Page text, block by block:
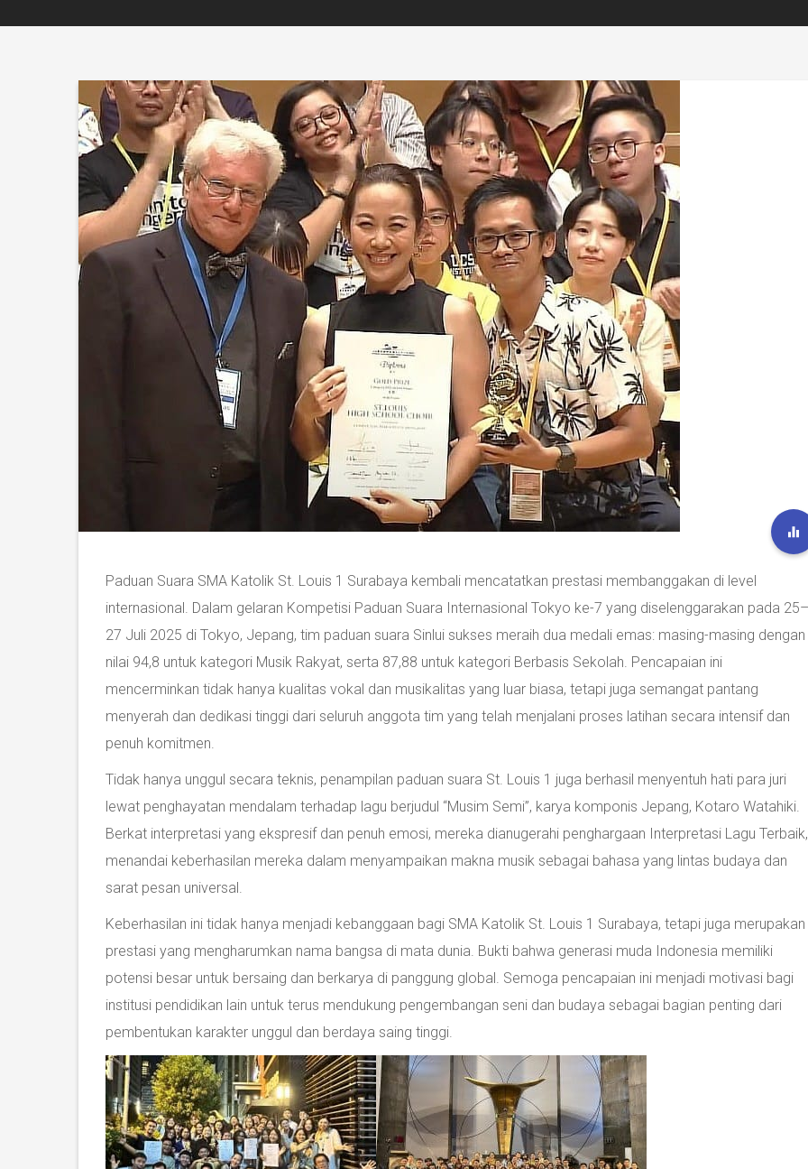
Paduan Suara SMA Katolik St. Louis 1 Surabaya kembali mencatatkan prestasi membanggakan di level
internasional. Dalam gelaran Kompetisi Paduan Suara Internasional Tokyo ke-7 yang diselenggarakan pada 25–
27 Juli 2025 di Tokyo, Jepang, tim paduan suara Sinlui sukses meraih dua medali emas: masing-masing dengan
nilai 94,8 untuk kategori Musik Rakyat, serta 87,88 untuk kategori Berbasis Sekolah. Pencapaian ini
mencerminkan tidak hanya kualitas vokal dan musikalitas yang luar biasa, tetapi juga semangat pantang
menyerah dan dedikasi tinggi dari seluruh anggota tim yang telah menjalani proses latihan secara intensif dan
penuh komitmen.
Tidak hanya unggul secara teknis, penampilan paduan suara St. Louis 1 juga berhasil menyentuh hati para juri
lewat penghayatan mendalam terhadap lagu berjudul “Musim Semi”, karya komponis Jepang, Kotaro Watahiki.
Berkat interpretasi yang ekspresif dan penuh emosi, mereka dianugerahi penghargaan Interpretasi Lagu Terbaik,
menandai keberhasilan mereka dalam menyampaikan makna musik sebagai bahasa yang lintas budaya dan
sarat pesan universal.
Keberhasilan ini tidak hanya menjadi kebanggaan bagi SMA Katolik St. Louis 1 Surabaya, tetapi juga merupakan
prestasi yang mengharumkan nama bangsa di mata dunia. Bukti bahwa generasi muda Indonesia memiliki
potensi besar untuk bersaing dan berkarya di panggung global. Semoga pencapaian ini menjadi motivasi bagi
institusi pendidikan lain untuk terus mendukung pengembangan seni dan budaya sebagai bagian penting dari
pembentukan karakter unggul dan berdaya saing tinggi.